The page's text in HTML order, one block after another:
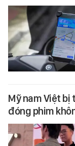
Mỹ nam Việt bị
đóng phim